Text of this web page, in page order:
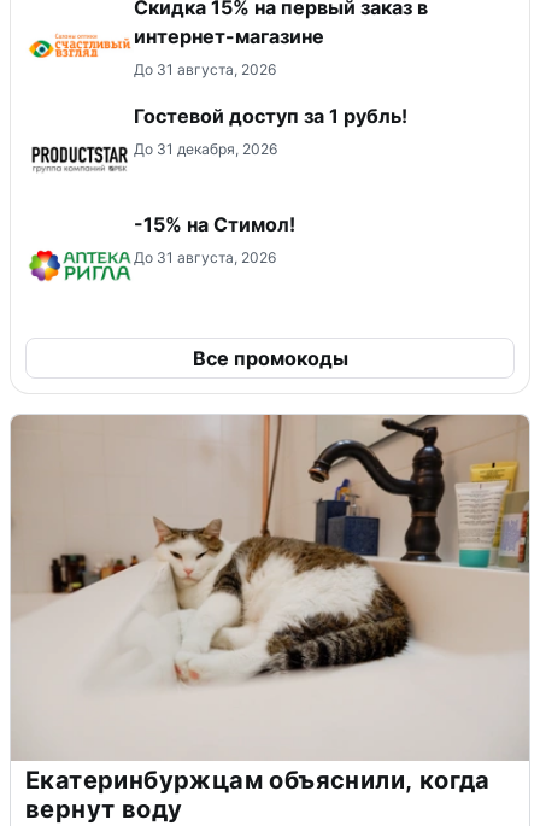
Скидка 15% на первый заказ в
интернет-магазине
До 31 августа, 2026
Гостевой доступ за 1 рубль!
До 31 декабря, 2026
-15% на Стимол!
До 31 августа, 2026
Все промокоды
Екатеринбуржцам объяснили, когда
вернут воду